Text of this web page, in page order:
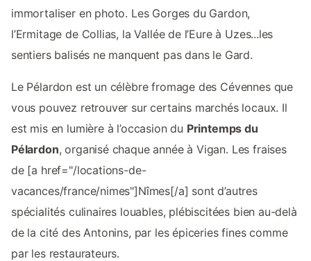
immortaliser en photo. Les Gorges du Gardon,
l’Ermitage de Collias, la Vallée de l’Eure à Uzes...les
sentiers balisés ne manquent pas dans le Gard.
Le Pélardon est un célèbre fromage des Cévennes que
vous pouvez retrouver sur certains marchés locaux. Il
est mis en lumière à l’occasion du Printemps du
Pélardon, organisé chaque année à Vigan. Les fraises
de [a href="/locations-de-
vacances/france/nimes"]Nîmes[/a] sont d’autres
spécialités culinaires louables, plébiscitées bien au-delà
de la cité des Antonins, par les épiceries fines comme
par les restaurateurs.